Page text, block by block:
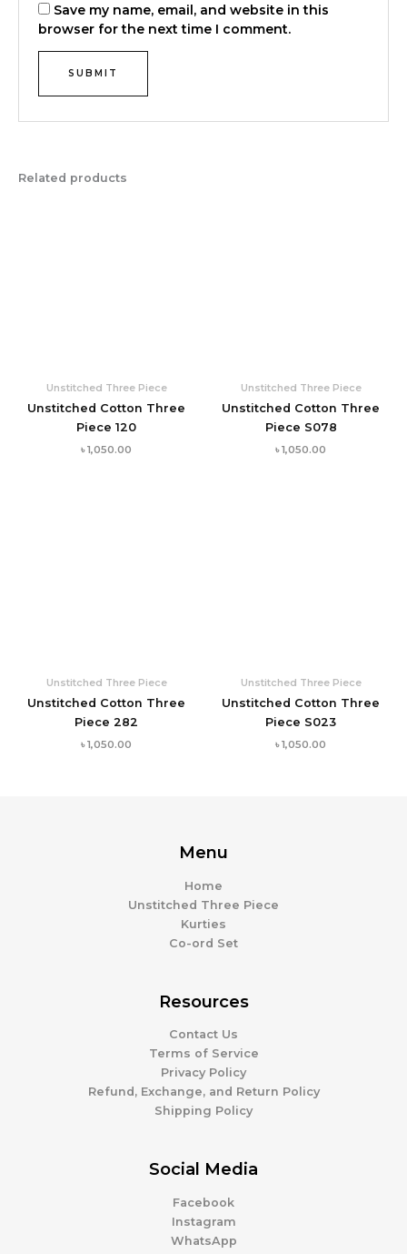
Save my name, email, and website in this
browser for the next time I comment.
Related products
Unstitched Three Piece
Unstitched Cotton Three
Piece 120
৳1,050.00
Unstitched Three Piece
Unstitched Cotton Three
Piece S078
৳1,050.00
Unstitched Three Piece
Unstitched Cotton Three
Piece 282
৳1,050.00
Unstitched Three Piece
Unstitched Cotton Three
Piece S023
৳1,050.00
Menu
Home
Unstitched Three Piece
Kurties
Co-ord Set
Resources
Contact Us
Terms of Service
Privacy Policy
Refund, Exchange, and Return Policy
Shipping Policy
Social Media
Facebook
Instagram
WhatsApp